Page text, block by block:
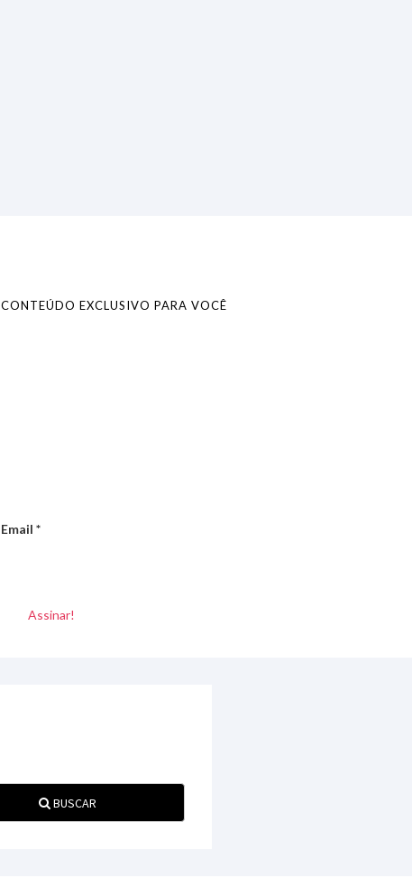
CONTEÚDO EXCLUSIVO PARA VOCÊ
Email *
BUSCAR